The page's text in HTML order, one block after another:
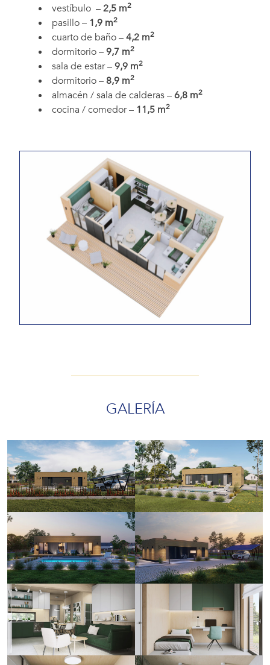
vestíbulo –2,5 m2
pasillo – 1,9 m2
cuarto de baño –4,2 m2
dormitorio –9,7 m2
sala de estar –9,9 m2
dormitorio – 8,9 m2
almacén / sala de calderas –6,8 m2
cocina / comedor – 11,5 m2
GALERÍA